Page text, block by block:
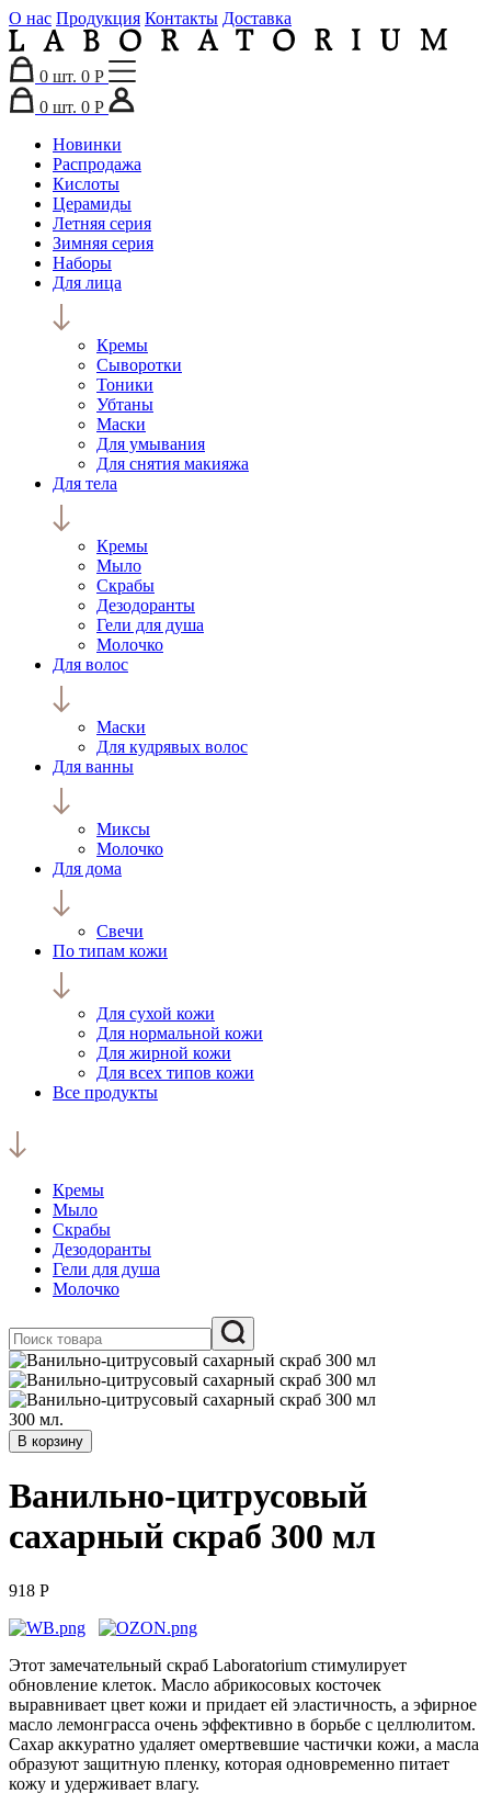
О нас Продукция Контакты Доставка
0 шт. 0 Р
0 шт. 0 Р
Новинки
Распродажа
Кислоты
Церамиды
Летняя серия
Зимняя серия
Наборы
Для лица
Кремы
Сыворотки
Тоники
Убтаны
Маски
Для умывания
Для снятия макияжа
Для тела
Кремы
Мыло
Скрабы
Дезодоранты
Гели для душа
Молочко
Для волос
Маски
Для кудрявых волос
Для ванны
Миксы
Молочко
Для дома
Свечи
По типам кожи
Для сухой кожи
Для нормальной кожи
Для жирной кожи
Для всех типов кожи
Все продукты
Кремы
Мыло
Скрабы
Дезодоранты
Гели для душа
Молочко
300 мл.
В корзину
Ванильно-цитрусовый
сахарный скраб 300 мл
918 Р
Этот замечательный скраб Laboratorium стимулирует
обновление клеток. Масло абрикосовых косточек
выравнивает цвет кожи и придает ей эластичность, а эфирное
масло лемонграсса очень эффективно в борьбе с целлюлитом.
Сахар аккуратно удаляет омертвевшие частички кожи, а масла
образуют защитную пленку, которая одновременно питает
кожу и удерживает влагу.